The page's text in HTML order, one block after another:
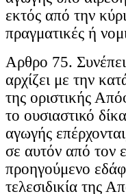
εκτός από την
πραγματικές ή
Αρθρο 75.
αρχίζει με την
της οριστικής
το ουσιαστικό
αγωγής
σε αυτόν από τον
προηγούμενο
τελεσιδικία της